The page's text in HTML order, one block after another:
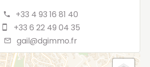
+33 4 93 16 81 40
+33 6 22 49 04 35
gail@dgimmo.fr